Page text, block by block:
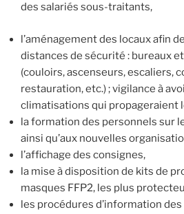
des salariés sous-traitants,
l’aménagement des locaux afin
distances de sécurité : bureaux
(couloirs, ascenseurs, escaliers,
restauration, etc.) ; vigilance à
climatisations qui propageraient
la formation des personnels sur
ainsi qu’aux nouvelles
l’affichage des consignes,
la mise à disposition de kits de
masques FFP2, les plus
les procédures d’information